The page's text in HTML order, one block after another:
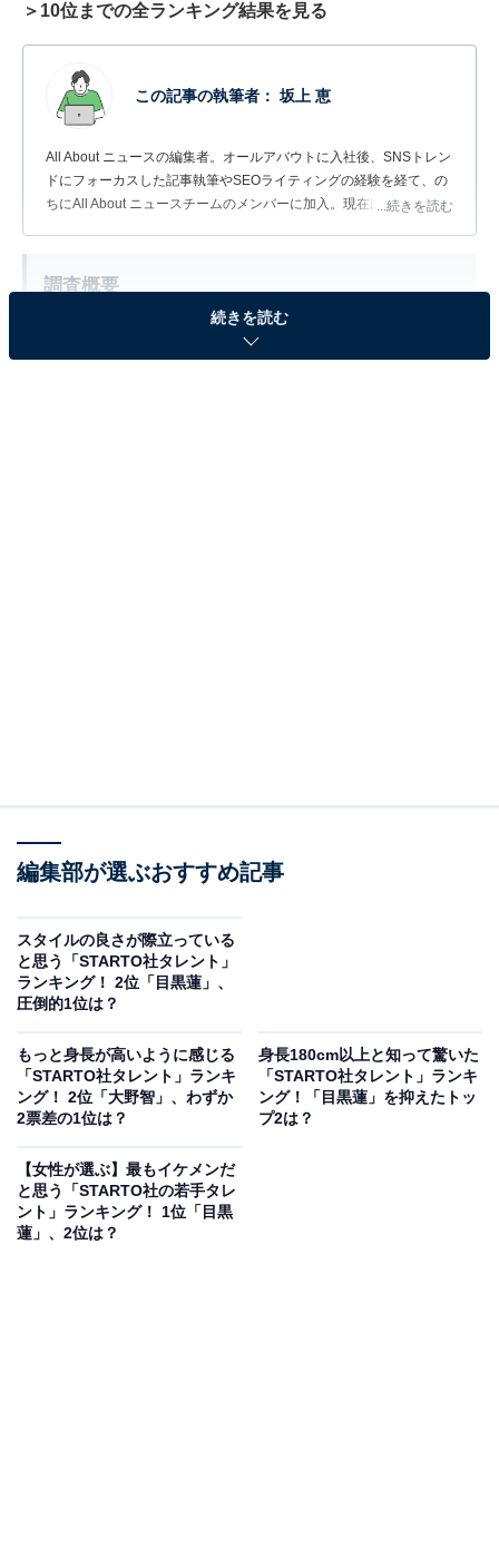
＞10位までの全ランキング結果を見る
この記事の執筆者： 坂上 恵
All About ニュースの編集者。オールアバウトに入社後、SNSトレン
ドにフォーカスした記事執筆やSEOライティングの経験を経て、の
ちにAll About ニュースチームのメンバーに加入。現在は旅行・カル
...続きを読む
調査概要
調査期間：2026年5月28〜29日
調査方法：インターネット調査
View this post on Instagram
続きを読む
編集部が選ぶおすすめ記事
スタイルの良さが際立っている
と思う「STARTO社タレント」
ランキング！ 2位「目黒蓮」、
圧倒的1位は？
もっと身長が高いように感じる
「STARTO社タレント」ランキ
ング！ 2位「大野智」、わずか
2票差の1位は？
身長180cm以上と知って驚いた
「STARTO社タレント」ランキ
ング！「目黒蓮」を抑えたトッ
プ2は？
【女性が選ぶ】最もイケメンだ
と思う「STARTO社の若手タレ
ント」ランキング！ 1位「目黒
蓮」、2位は？